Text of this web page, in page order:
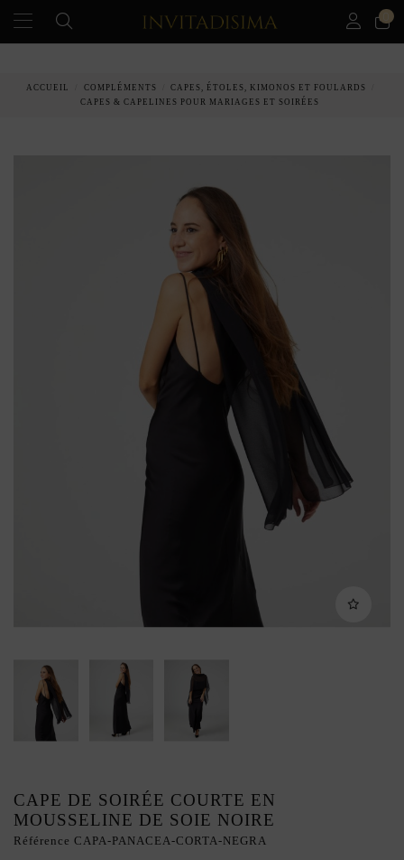
ACCUEIL COMPLÉMENTS
CAPES, ÉTOLES, KIMONOS ET FOULARDS
CAPES & CAPELINES POUR MARIAGES ET SOIRÉES
CAPE DE SOIRÉE COURTE EN
MOUSSELINE DE SOIE NOIRE
Référence CAPA-PANACEA-CORTA-NEGRA